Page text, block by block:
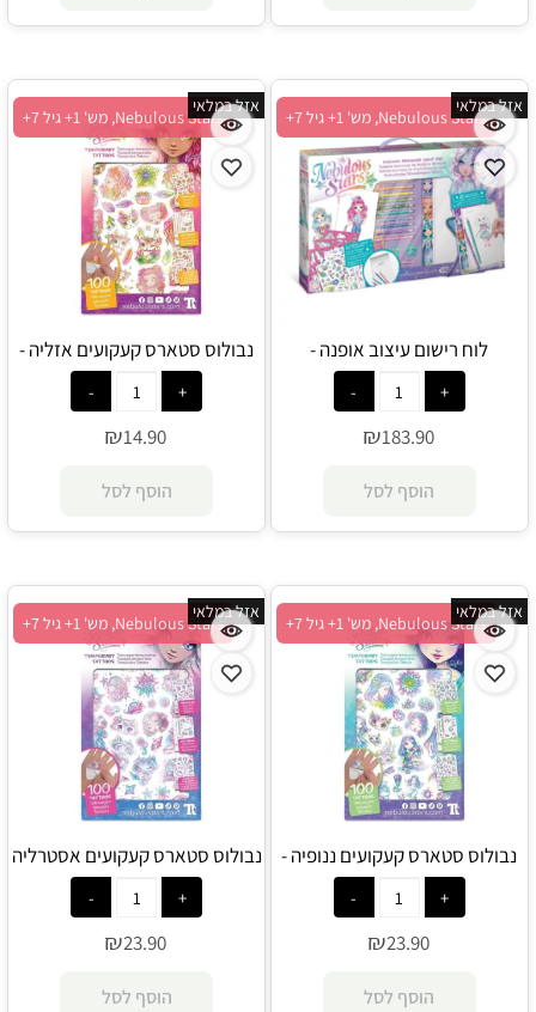
Nebulous Stars, מש' 1+ גיל 7+
אזל במלאי
לוח רישום עיצוב אופנה -
Nebulous Stars
₪183.90
הוסף לסל
Nebulous Stars, מש' 1+ גיל 7+
אזל במלאי
נבולוס סטארס קעקועים אזליה -
Nebulous Stars
₪14.90
הוסף לסל
Nebulous Stars, מש' 1+ גיל 7+
אזל במלאי
נבולוס סטארס קעקועים ננופיה -
Nebulous Stars
₪23.90
הוסף לסל
Nebulous Stars, מש' 1+ גיל 7+
אזל במלאי
נבולוס סטארס קעקועים אסטרליה
- Nebulous Stars
₪23.90
הוסף לסל